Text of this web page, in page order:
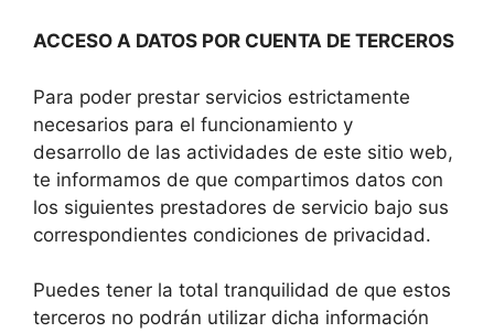
ACCESO A DATOS POR CUENTA DE TERCEROS
Para poder prestar servicios estrictamente
necesarios para el funcionamiento y
desarrollo de las actividades de este sitio web,
te informamos de que compartimos datos con
los siguientes prestadores de servicio bajo sus
correspondientes condiciones de privacidad.
Puedes tener la total tranquilidad de que estos
terceros no podrán utilizar dicha información